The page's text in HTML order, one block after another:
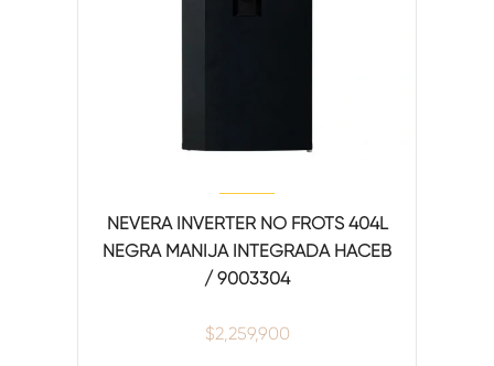
NEVERA INVERTER NO FROTS 404L
NEGRA MANIJA INTEGRADA HACEB
/ 9003304
$2,259,900